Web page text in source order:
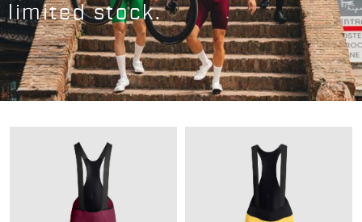
limited stock.